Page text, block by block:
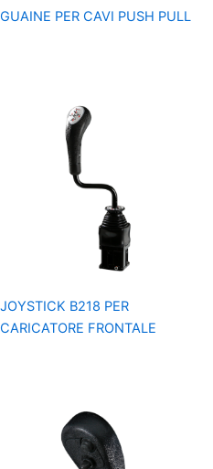
GUAINE PER CAVI PUSH PULL
JOYSTICK B218 PER
CARICATORE FRONTALE